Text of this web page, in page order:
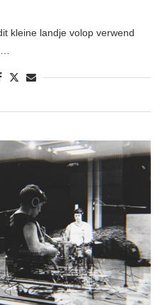
kleine landje volop verwend
…